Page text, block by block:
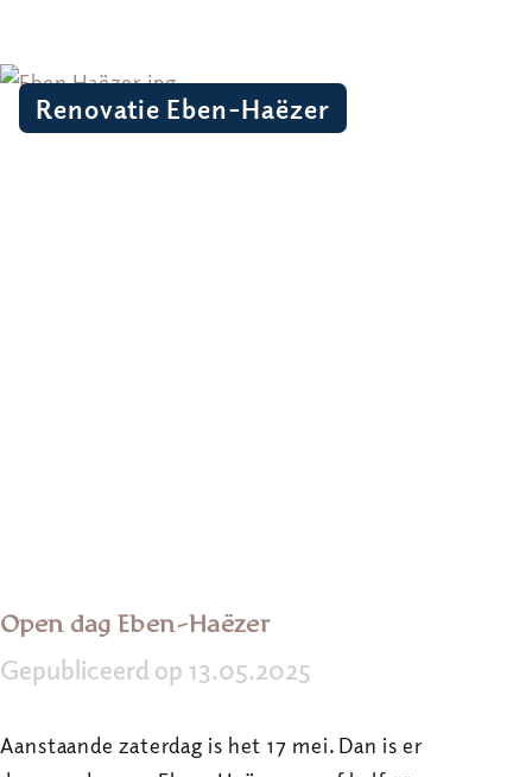
Renovatie Eben-Haëzer
Open dag Eben-Haëzer
Gepubliceerd op 13.05.2025
Aanstaande zaterdag is het 17 mei. Dan is er